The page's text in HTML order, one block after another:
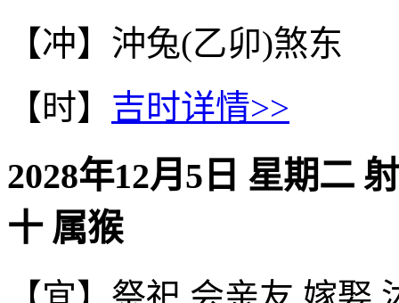
【冲】沖兔(乙卯)煞东
【时】 吉时详情>>
2028年12月5日 星期二
十 属猴